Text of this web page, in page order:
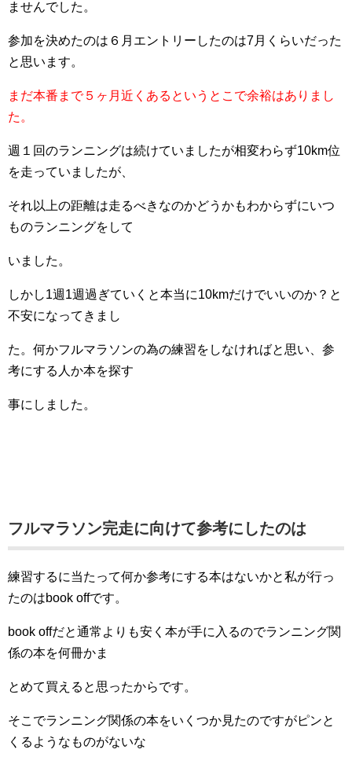
ませんでした。
参加を決めたのは６月エントリーしたのは7月くらいだった
と思います。
まだ本番まで５ヶ月近くあるというとこで余裕はありまし
た。
週１回のランニングは続けていましたが相変わらず10km位
を走っていましたが、
それ以上の距離は走るべきなのかどうかもわからずにいつ
ものランニングをして
いました。
しかし1週1週過ぎていくと本当に10kmだけでいいのか？と
不安になってきまし
た。 何かフルマラソンの為の練習をしなければと思い、参
考にする人か本を探す
事にしました。
フルマラソン完走に向けて参考にしたのは
練習するに当たって何か参考にする本はないかと私が行っ
たのはbook offです。
book offだと通常より も安く本が手に入るのでランニング関
係の本を何冊かま
とめて買えると思ったからです。
そこでランニング関係の本をいくつか見たのですがピンと
くるようなものがないな